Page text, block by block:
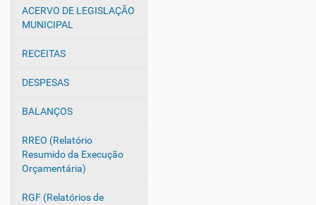
v
g
ç
ã
ACERVO DE LEGISLAÇÃO
MUNICIPAL
RECEITAS
DESPESAS
BALANÇOS
RREO (Relatório
Resumido da Execução
Orçamentária)
RGF (Relatórios de